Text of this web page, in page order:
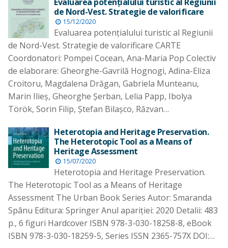
de Nord-Vest. Strategie de valorificare
15/12/2020
Evaluarea potențialului turistic al Regiunii
de Nord-Vest. Strategie de valorificare CARTE
Coordonatori: Pompei Cocean, Ana-Maria Pop Colectiv
de elaborare: Gheorghe-Gavrilă Hognogi, Adina-Eliza
Croitoru, Magdalena Drăgan, Gabriela Munteanu,
Marin Ilieş, Gheorghe Şerban, Lelia Papp, Ibolya
Török, Sorin Filip, Ştefan Bilaşco, Răzvan…
Heterotopia and Heritage Preservation.
The Heterotopic Tool as a Means of
Heritage Assessment
15/07/2020
Heterotopia and Heritage Preservation.
The Heterotopic Tool as a Means of Heritage
Assessment The Urban Book Series Autor: Smaranda
Spânu Editura: Springer Anul apariţiei: 2020 Detalii: 483
p., 6 figuri Hardcover ISBN 978-3-030-18258-8, eBook
ISBN 978-3-030-18259-5, Series ISSN 2365-757X DOI:…